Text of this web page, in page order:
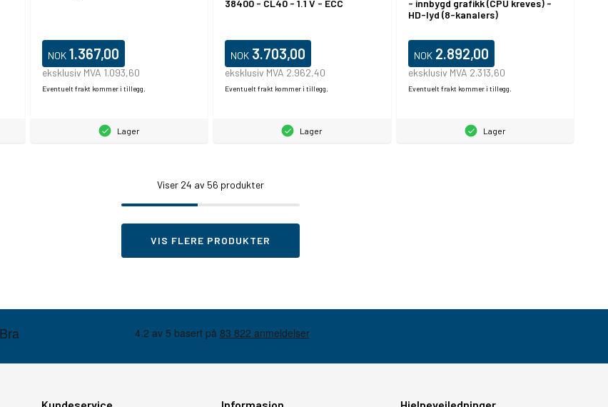
NOK 1.367,00
eksklusiv MVA 1.093,60
Eventuelt frakt kommer i tillegg.
Lager
38400 - CL40 - 1.1 V - ECC
NOK 3.703,00
eksklusiv MVA 2.962,40
Eventuelt frakt kommer i tillegg.
Lager
- innbygd grafikk (CPU kreves) -
HD-lyd (8-kanalers)
NOK 2.892,00
eksklusiv MVA 2.313,60
Eventuelt frakt kommer i tillegg.
Lager
Viser 24 av 56 produkter
VIS FLERE PRODUKTER